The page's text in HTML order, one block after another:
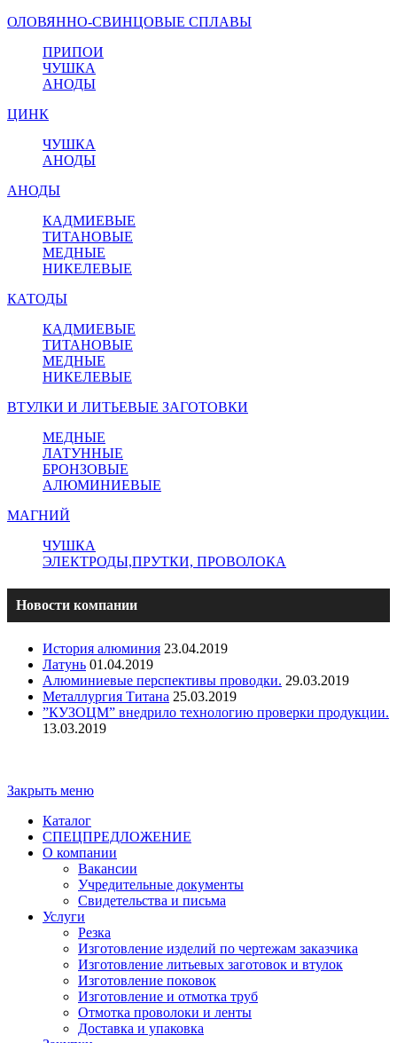
ОЛОВЯННО-СВИНЦОВЫЕ СПЛАВЫ
ПРИПОИ
ЧУШКА
АНОДЫ
ЦИНК
ЧУШКА
АНОДЫ
АНОДЫ
КАДМИЕВЫЕ
ТИТАНОВЫЕ
МЕДНЫЕ
НИКЕЛЕВЫЕ
КАТОДЫ
КАДМИЕВЫЕ
ТИТАНОВЫЕ
МЕДНЫЕ
НИКЕЛЕВЫЕ
ВТУЛКИ И ЛИТЬЕВЫЕ ЗАГОТОВКИ
МЕДНЫЕ
ЛАТУННЫЕ
БРОНЗОВЫЕ
АЛЮМИНИЕВЫЕ
МАГНИЙ
ЧУШКА
ЭЛЕКТРОДЫ,ПРУТКИ, ПРОВОЛОКА
Новости компании
История алюминия 23.04.2019
Латунь 01.04.2019
Алюминиевые перспективы проводки. 29.03.2019
Металлургия Титана 25.03.2019
”КУЗОЦМ” внедрило технологию проверки продукции.
13.03.2019
Закрыть меню
Каталог
СПЕЦПРЕДЛОЖЕНИЕ
О компании
Вакансии
Учредительные документы
Свидетельства и письма
Услуги
Резка
Изготовление изделий по чертежам заказчика
Изготовление литьевых заготовок и втулок
Изготовление поковок
Изготовление и отмотка труб
Отмотка проволоки и ленты
Доставка и упаковка